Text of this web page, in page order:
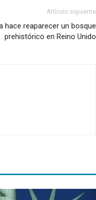
Artículo siguiente
hace reaparecer un bosque
prehistórico en Reino Unido